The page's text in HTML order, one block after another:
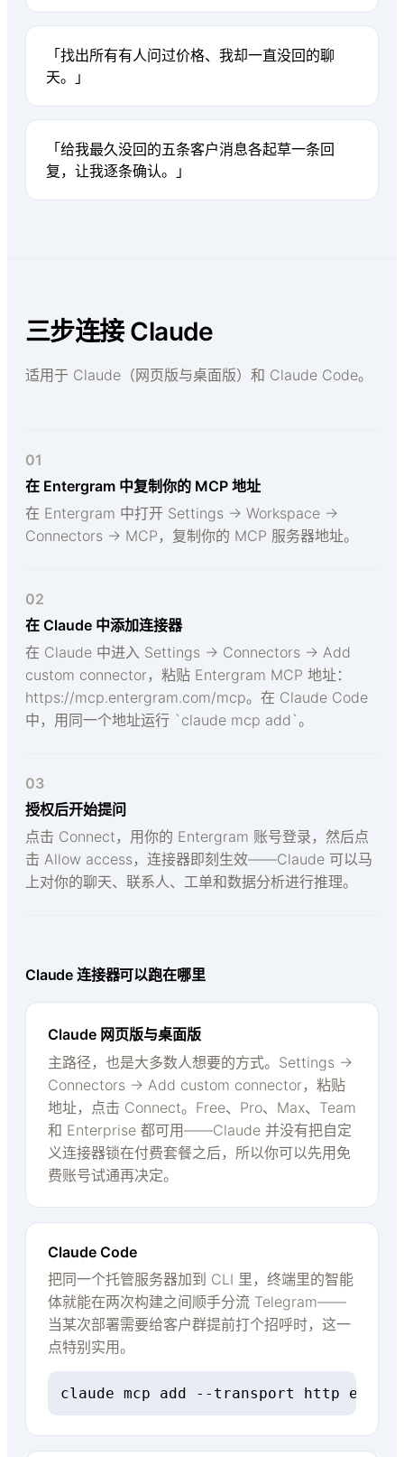
「找出所有有人问过价格、我却一直没回的聊
天。」
「给我最久没回的五条客户消息各起草一条回
复，让我逐条确认。」
三步连接 Claude
适用于 Claude（网页版与桌面版）和 Claude Code。
01
在 Entergram 中复制你的 MCP 地址
在 Entergram 中打开 Settings → Workspace →
Connectors → MCP，复制你的 MCP 服务器地址。
02
在 Claude 中添加连接器
在 Claude 中进入 Settings → Connectors → Add
custom connector，粘贴 Entergram MCP 地址：
https://mcp.entergram.com/mcp。在 Claude Code
中，用同一个地址运行 `claude mcp add`。
03
授权后开始提问
点击 Connect，用你的 Entergram 账号登录，然后点
击 Allow access，连接器即刻生效——Claude 可以马
上对你的聊天、联系人、工单和数据分析进行推理。
Claude 连接器可以跑在哪里
Claude 网页版与桌面版
主路径，也是大多数人想要的方式。Settings →
Connectors → Add custom connector，粘贴
地址，点击 Connect。Free、Pro、Max、Team
和 Enterprise 都可用——Claude 并没有把自定
义连接器锁在付费套餐之后，所以你可以先用免
费账号试通再决定。
Claude Code
把同一个托管服务器加到 CLI 里，终端里的智能
体就能在两次构建之间顺手分流 Telegram——
当某次部署需要给客户群提前打个招呼时，这一
点特别实用。
claude mcp add --transport http